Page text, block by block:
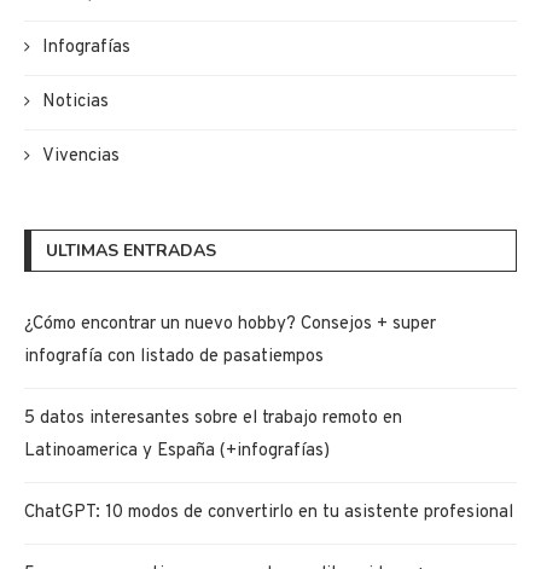
Infografías
Noticias
Vivencias
ULTIMAS ENTRADAS
¿Cómo encontrar un nuevo hobby? Consejos + super
infografía con listado de pasatiempos
5 datos interesantes sobre el trabajo remoto en
Latinoamerica y España (+infografías)
ChatGPT: 10 modos de convertirlo en tu asistente profesional